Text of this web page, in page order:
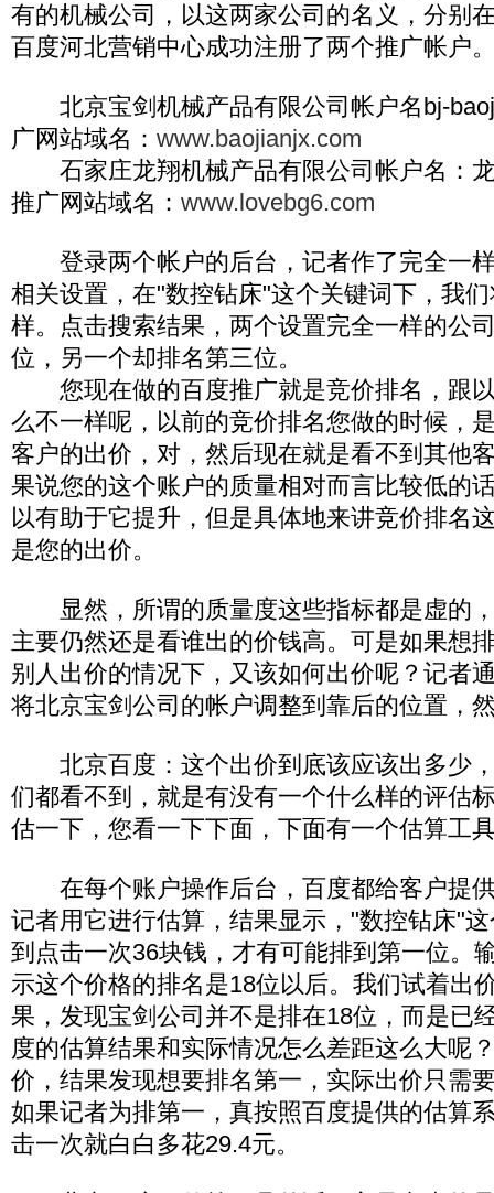
有的机械公司，以这两家公司的名义，分别
百度河北营销中心成功注册了两个推广帐户
北京宝剑机械产品有限公司帐户名bj-
广网站域名： www.baojianjx.com
石家庄龙翔机械产品有限公司帐户名：
推广网站域名： www.lovebg6.com
登录两个帐户的后台，记者作了完全一
相关设置，在"数控钻床"这个关键词下，我
样。点击搜索结果，两个设置完全一样的公
位，另一个却排名第三位。
您现在做的百度推广就是竞价排名，跟
么不一样呢，以前的竞价排名您做的时候，
客户的出价，对，然后现在就是看不到其他
果说您的这个账户的质量相对而言比较低的
以有助于它提升，但是具体地来讲竞价排名
是您的出价。
显然，所谓的质量度这些指标都是虚的
主要仍然还是看谁出的价钱高。可是如果想
别人出价的情况下，又该如何出价呢？记者
将北京宝剑公司的帐户调整到靠后的位置，
北京百度：这个出价到底该应该出多少
们都看不到，就是有没有一个什么样的评估
估一下，您看一下下面，下面有一个估算工
在每个账户操作后台，百度都给客户提
记者用它进行估算，结果显示，"数控钻床"
到点击一次36块钱，才有可能排到第一位。
示这个价格的排名是18位以后。我们试着出
果，发现宝剑公司并不是排在18位，而是已
度的估算结果和实际情况怎么差距这么大呢
价，结果发现想要排名第一，实际出价只需
如果记者为排第一，真按照百度提供的估算
击一次就白白多花29.4元。